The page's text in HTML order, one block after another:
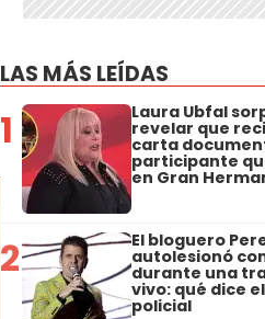
LAS MÁS LEÍDAS
1 Laura Ubfal
revelar que
carta
participante
en Gran
2 El bloguero
autolesionó
durante una
vivo: qué dice
policial